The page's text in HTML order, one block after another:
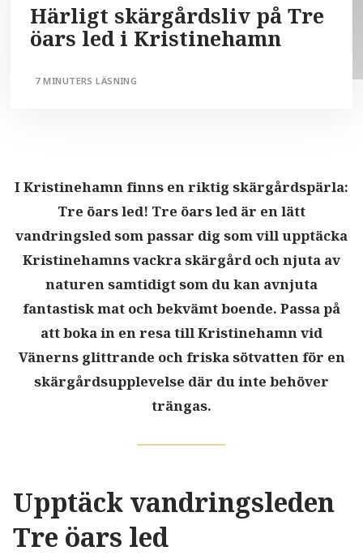
Härligt skärgårdsliv på Tre
öars led i Kristinehamn
7 MINUTERS LÄSNING
I Kristinehamn finns en riktig skärgårdspärla:
Tre öars led! Tre öars led är en lätt
vandringsled som passar dig som vill upptäcka
Kristinehamns vackra skärgård och njuta av
naturen samtidigt som du kan avnjuta
fantastisk mat och bekvämt boende. Passa på
att boka in en resa till Kristinehamn vid
Vänerns glittrande och friska sötvatten för en
skärgårdsupplevelse där du inte behöver
trängas.
Upptäck vandringsleden
Tre öars led